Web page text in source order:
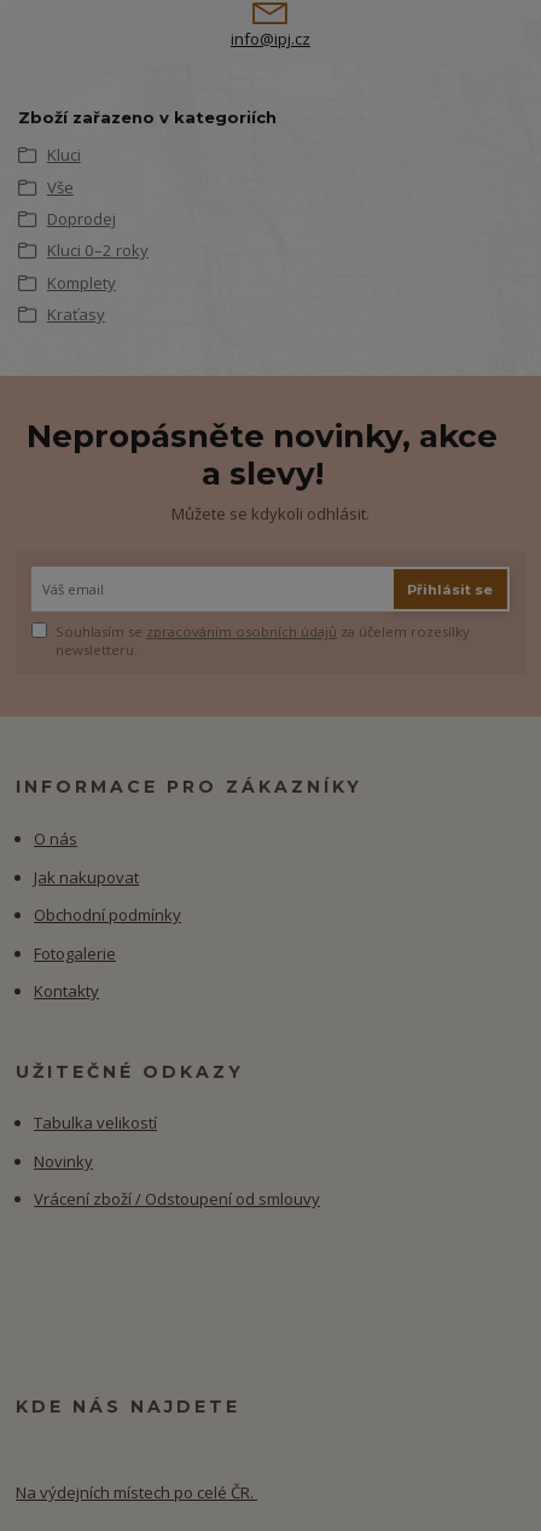
info@ipj.cz
Zboží zařazeno v kategoriích
Kluci
Vše
Doprodej
Kluci 0–2 roky
Komplety
Kraťasy
Nepropásněte novinky, akce
a slevy!
Můžete se kdykoli odhlásit.
Přihlásit se
Souhlasím se zpracováním osobních údajů za účelem rozesílky
newsletteru.
INFORMACE PRO ZÁKAZNÍKY
O nás
Jak nakupovat
Obchodní podmínky
Fotogalerie
Kontakty
UŽITEČNÉ ODKAZY
Tabulka velikostí
Novinky
Vrácení zboží / Odstoupení od smlouvy
KDE NÁS NAJDETE
Na výdejních místech po celé ČR.